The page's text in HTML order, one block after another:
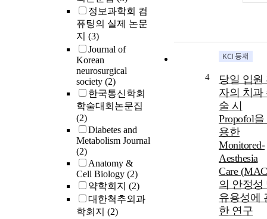
정보과학회 컴
퓨팅의 실제 논문
지 (3)
Journal of
Korean
neurosurgical
society (2)
한국통신학회
학술대회논문집
(2)
Diabetes and
Metabolism Journal
(2)
Anatomy &
Cell Biology (2)
약학회지 (2)
대한척추외과
학회지 (2)
4
당일 입원
자의 치과
술 시
Propofol
용한
Monitored-
Aesthesia
Care
의 안정성
유용성에
한 연구